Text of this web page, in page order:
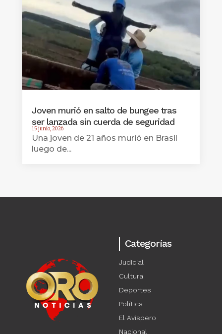
Joven murió en salto de bungee tras
ser lanzada sin cuerda de seguridad
15 junio, 2026
Una joven de 21 años murió en Brasil
luego de...
Categorías
Judicial
Cultura
Deportes
Política
El Avispero
Nacional